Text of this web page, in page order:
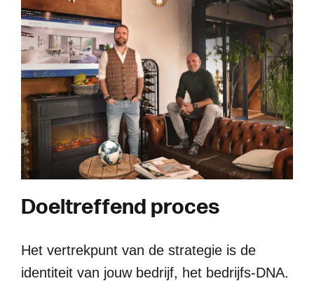
Doeltreffend proces
Het vertrekpunt van de strategie is de
identiteit van jouw bedrijf, het bedrijfs-DNA.